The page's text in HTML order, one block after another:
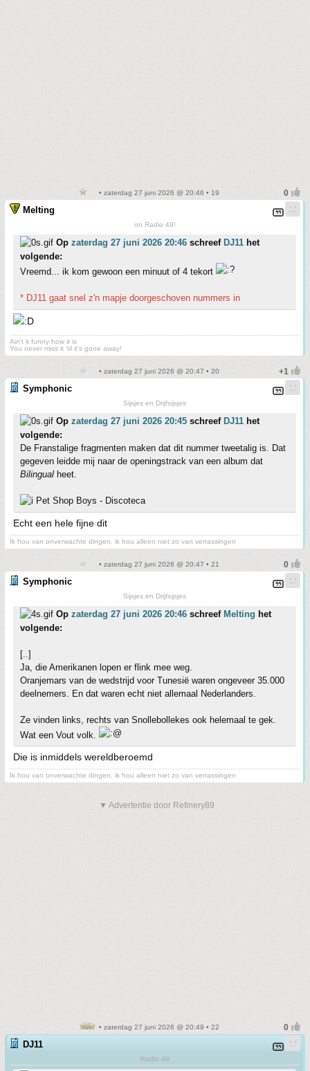
• zaterdag 27 juni 2026 @ 20:46 • 19
Melting
on Radio 49!
Op zaterdag 27 juni 2026 20:46 schreef DJ11 het
volgende:
Vreemd... ik kom gewoon een minuut of 4 tekort
* DJ11 gaat snel z'n mapje doorgeschoven nummers in
Ain't it funny how it is
You never miss it 'til it's gone away!
• zaterdag 27 juni 2026 @ 20:47 • 20
Symphonic
Sijsjes en Drijfsijsjes
Op zaterdag 27 juni 2026 20:45 schreef DJ11 het
volgende:
De Franstalige fragmenten maken dat dit nummer tweetalig is. Dat
gegeven leidde mij naar de openingstrack van een album dat
Bilingual heet.
Pet Shop Boys - Discoteca
Echt een hele fijne dit
Ik hou van onverwachte dingen, ik hou alleen niet zo van verrassingen
• zaterdag 27 juni 2026 @ 20:47 • 21
Symphonic
Sijsjes en Drijfsijsjes
Op zaterdag 27 juni 2026 20:46 schreef Melting het
volgende:
[..]
Ja, die Amerikanen lopen er flink mee weg.
Oranjemars van de wedstrijd voor Tunesië waren ongeveer 35.000
deelnemers. En dat waren echt niet allemaal Nederlanders.
Ze vinden links, rechts van Snollebollekes ook helemaal te gek.
Wat een Vout volk.
Die is inmiddels wereldberoemd
Ik hou van onverwachte dingen, ik hou alleen niet zo van verrassingen
▼ Advertentie door Refinery89
• zaterdag 27 juni 2026 @ 20:49 • 22
DJ11
Radio 49